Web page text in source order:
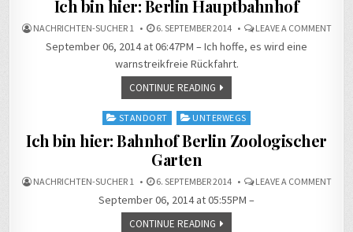
Ich bin hier: Berlin Hauptbahnhof
NACHRICHTEN-SUCHER 1 6. SEPTEMBER 2014 LEAVE A COMMENTON
September 06, 2014 at 06:47PM – Ich hoffe, es wird eine
warnstreikfreie Rückfahrt.
CONTINUE READING
Posted
STANDORT UNTERWEGS
Ich bin hier: Bahnhof Berlin Zoologischer
Garten
NACHRICHTEN-SUCHER 1 6. SEPTEMBER 2014 LEAVE A COMMENTON
September 06, 2014 at 05:55PM –
CONTINUE READING